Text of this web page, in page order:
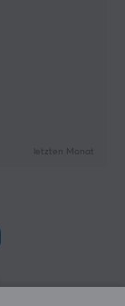
letzten Monat